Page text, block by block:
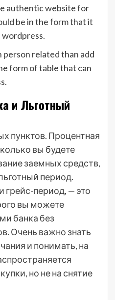
authentic website for
be in the form that it
wordpress.
related than add
form of table that can
и Льготный
пунктов. Процентная
вы будете
заемных средств,
период.
грейс-период, — это
вы можете
банка без
Очень важно знать
и понимать, на
но не на снятие